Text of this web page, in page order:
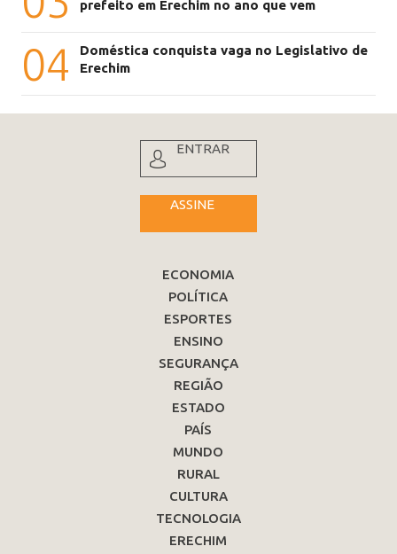
prefeito em Erechim no ano que vem
04
Doméstica conquista vaga no Legislativo de
Erechim
ENTRAR
ASSINE
ECONOMIA
POLÍTICA
ESPORTES
ENSINO
SEGURANÇA
REGIÃO
ESTADO
PAÍS
MUNDO
RURAL
CULTURA
TECNOLOGIA
ERECHIM